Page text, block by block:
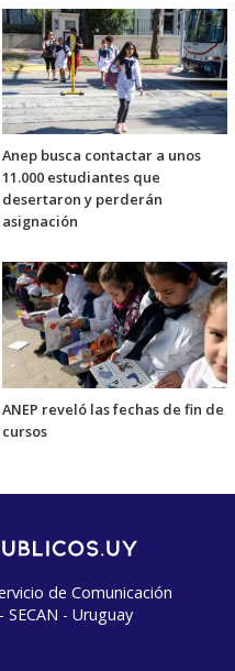
Anep busca contactar a unos
11.000 estudiantes que
desertaron y perderán
asignación
ANEP reveló las fechas de fin de
cursos
de Comunicación
- Uruguay